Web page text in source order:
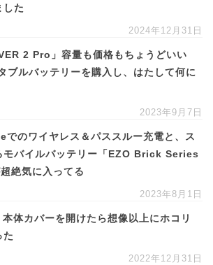
した
2024年12月31日
2 Pro」容量も価格もちょうどいい
ブルバッテリーを購入し、はたして何に
2023年9月7日
のワイヤレス＆パススルー充電と、ス
モバイルバッテリー「EZO Brick Series
絶気に入ってる
2023年8月1日
本体カバーを開けたら想像以上にホコリ
た
2022年12月31日